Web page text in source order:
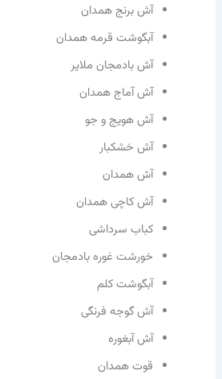
آش برنج همدان
آبگوشت قرمه‌ همدان
آش بادمجان ملایر
آش آماج همدان
آش هویج و جو
آش خشکبار
آش همدان
آش کاچی همدان
کباب سرداشی
خورشت غوره بادمجان
آبگوشت کلم
آش گوجه فرنگی
آش آبغوره
قوت همدان